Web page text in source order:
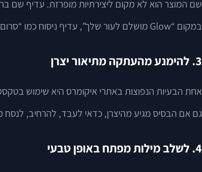
שם המוצר הוא לא מקום ליצירתיות מופרזת. עדיף שם
במקום “Glow מושלם לעור שלך”, עדיף ניסוח כמו “סרום ויטמין C לפנים 30 מ״ל”. זה לא חייב להיות יבש, אבל כן צריך להיות ברור.
3. להימנע מהעתקה מתיאור יצרן
אחת הבעיות הנפוצות באתרי איקומרס היא שימוש
גם אם הבסיס מגיע מהיצרן, כדאי לעבד, להרחיב, לנסח
4. לשלב מילות מפתח באופן טבעי